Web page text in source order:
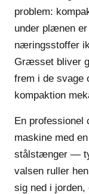
problem:
under plænen
næringsstoffer
Græsset bliver
frem i de svage
kompaktion
En professionel
maskine med
stålstænger —
valsen ruller
sig ned i